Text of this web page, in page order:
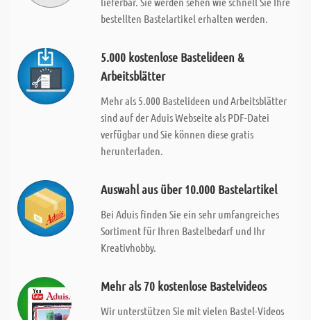
bestellten Bastelartikel erhalten werden.
5.000 kostenlose Bastelideen &
Arbeitsblätter
Mehr als 5.000 Bastelideen und Arbeitsblätter
sind auf der Aduis Webseite als PDF-Datei
verfügbar und Sie können diese gratis
herunterladen.
Auswahl aus über 10.000 Bastelartikel
Bei Aduis finden Sie ein sehr umfangreiches
Sortiment für Ihren Bastelbedarf und Ihr
Kreativhobby.
Mehr als 70 kostenlose Bastelvideos
Wir unterstützen Sie mit vielen Bastel-Videos